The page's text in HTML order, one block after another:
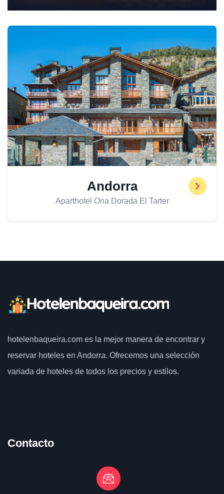
Andorra
Aparthotel Ona Dorada El Tarter
hotelenbaqueira.com es la mejor manera de encontrar y
reservar hoteles en Andorra. Ofrecemos una selección
variada de hoteles de todos los precios y estilos.
Contacto